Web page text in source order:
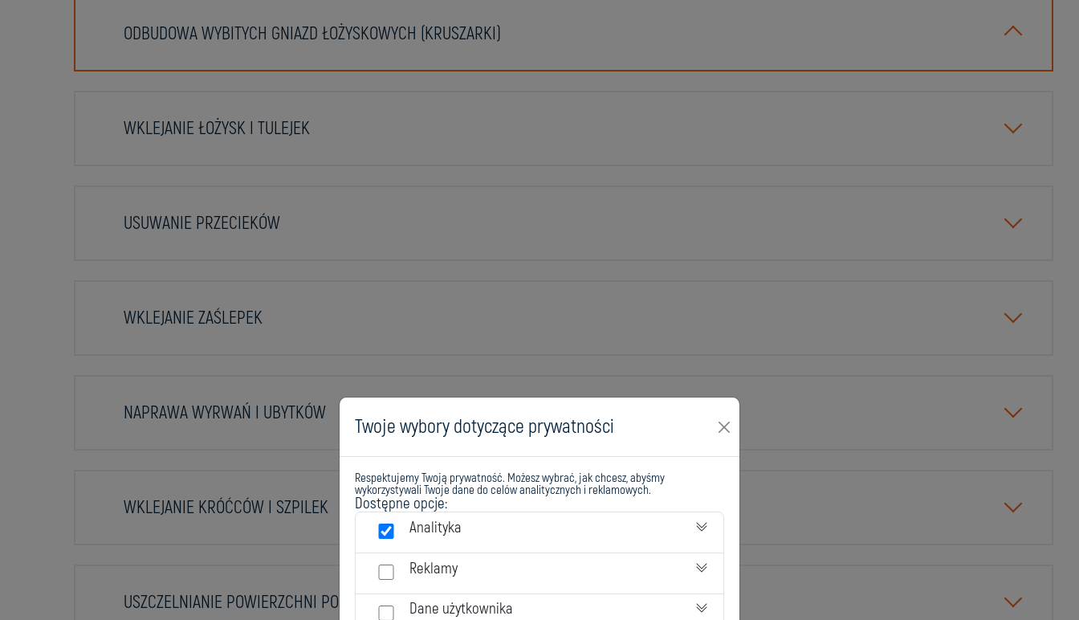
ODBUDOWA WYBITYCH GNIAZD ŁOŻYSKOWYCH (KRUSZARKI)
WKLEJANIE ŁOŻYSK I TULEJEK
USUWANIE PRZECIEKÓW
WKLEJANIE ZAŚLEPEK
NAPRAWA WYRWAŃ I UBYTKÓW
WKLEJANIE KRÓĆCÓW I SZPILEK
USZCZELNIANIE POWIERZCHNI PODZIAŁOWYCH
Twoje wybory dotyczące prywatności
Respektujemy Twoją prywatność. Możesz wybrać, jak chcesz, abyśmy
wykorzystywali Twoje dane do celów analitycznych i reklamowych.
Dostępne opcje:
Analityka
Reklamy
Dane użytkownika